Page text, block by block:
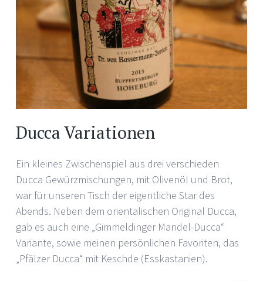
Ducca Variationen
Ein kleines Zwischenspiel aus drei verschieden
Ducca Gewürzmischungen, mit Olivenöl und Brot,
war für unseren Tisch der eigentliche Star des
Abends. Neben dem orientalischen Original Ducca,
gab es auch eine „Gimmeldinger Mandel-Ducca“
Variante, sowie meinen persönlichen Favoriten, das
„Pfälzer Ducca“ mit Keschde (Esskastanien).